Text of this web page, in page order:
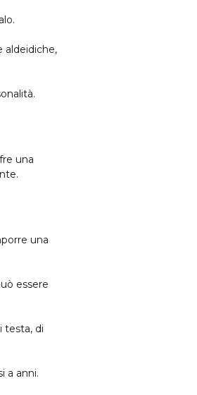
aldeidiche,
una
una
essere
testa, di
a anni.